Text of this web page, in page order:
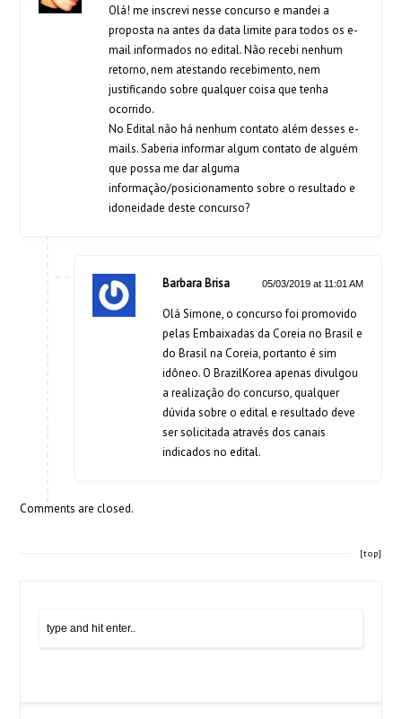
Olá! me inscrevi nesse concurso e mandei a
proposta na antes da data limite para todos os e-
mail informados no edital. Não recebi nenhum
retorno, nem atestando recebimento, nem
justificando sobre qualquer coisa que tenha
ocorrido.
No Edital não há nenhum contato além desses e-
mails. Saberia informar algum contato de alguém
que possa me dar alguma
informação/posicionamento sobre o resultado e
idoneidade deste concurso?
Barbara Brisa 05/03/2019 at 11:01 AM
Olá Simone, o concurso foi promovido
pelas Embaixadas da Coreia no Brasil e
do Brasil na Coreia, portanto é sim
idôneo. O BrazilKorea apenas divulgou
a realização do concurso, qualquer
dúvida sobre o edital e resultado deve
ser solicitada através dos canais
indicados no edital.
Comments are closed.
[top]